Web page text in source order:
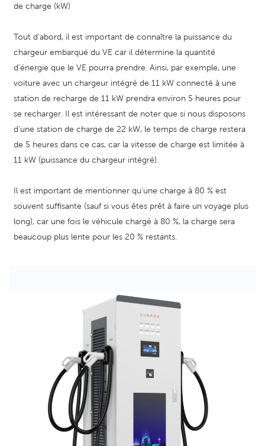
de charge (kW)
Tout d’abord, il est important de connaître la puissance du
chargeur embarqué du VE car il détermine la quantité
d’énergie que le VE pourra prendre. Ainsi, par exemple, une
voiture avec un chargeur intégré de 11 kW connecté à une
station de recharge de 11 kW prendra environ 5 heures pour
se recharger. Il est intéressant de noter que si nous disposons
d'une station de charge de 22 kW, le temps de charge restera
de 5 heures dans ce cas, car la vitesse de charge est limitée à
11 kW (puissance du chargeur intégré).
Il est important de mentionner qu'une charge à 80 % est
souvent suffisante (sauf si vous êtes prêt à faire un voyage plus
long), car une fois le véhicule chargé à 80 %, la charge sera
beaucoup plus lente pour les 20 % restants.